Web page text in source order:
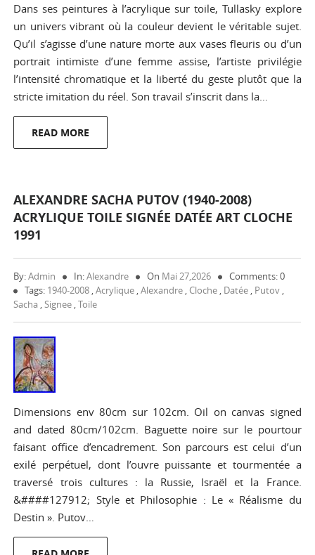
Dans ses peintures à l’acrylique sur toile, Tullasky explore
un univers vibrant où la couleur devient le véritable sujet.
Qu’il s’agisse d’une nature morte aux vases fleuris ou d’un
portrait intimiste d’une femme assise, l’artiste privilégie
l’intensité chromatique et la liberté du geste plutôt que la
stricte imitation du réel. Son travail s’inscrit dans la…
READ MORE
ALEXANDRE SACHA PUTOV (1940-2008)
ACRYLIQUE TOILE SIGNÉE DATÉE ART CLOCHE
1991
By:Admin In:Alexandre On Mai 27,2026
Comments: 0
Tags: 1940-2008 ,Acrylique ,Alexandre , Cloche , Datée , Putov ,
Sacha ,Signee ,Toile
Dimensions env 80cm sur 102cm. Oil on canvas signed
and dated 80cm/102cm. Baguette noire sur le pourtour
faisant office d’encadrement. Son parcours est celui d’un
exilé perpétuel, dont l’ouvre puissante et tourmentée a
traversé trois cultures : la Russie, Israël et la France.
&####127912; Style et Philosophie : Le « Réalisme du
Destin ». Putov…